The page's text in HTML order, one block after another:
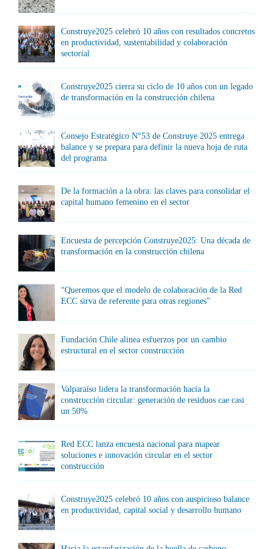
Construye2025 celebró 10 años con resultados concretos
en productividad, sustentabilidad y colaboración
sectorial
Construye2025 cierra su ciclo de 10 años con un legado
de transformación en la construcción chilena
Consejo Estratégico N°53 de Construye 2025 entrega
balance y se prepara para definir la nueva hoja de ruta
del programa
De la formación a la obra: las claves para consolidar el
capital humano femenino en el sector
Encuesta de percepción Construye2025: Una década de
transformación en la construcción chilena
“Queremos que el modelo de colaboración de la Red
ECC sirva de referente para otras regiones”
Fundación Chile alinea esfuerzos por un cambio
estructural en el sector construcción
Valparaíso lidera la transformación hacia la
construcción circular: generación de residuos cae casi
un 50%
Red ECC lanza encuesta nacional para mapear
soluciones e innovación circular en el sector
construcción
Construye2025 celebró 10 años con auspicioso balance
en productividad, capital social y desarrollo humano